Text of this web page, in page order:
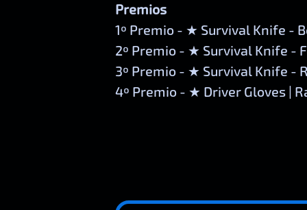
Premios
1º Premio - ★ Survival Knife -
2º Premio - ★ Survival Knife -
3º Premio - ★ Survival Knife -
4º Premio - ★ Driver Gloves |